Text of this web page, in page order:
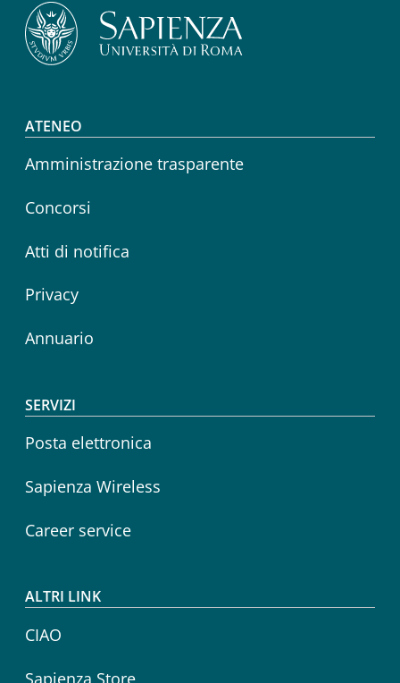
Footer menu
ATENEO
Amministrazione trasparente
Concorsi
Atti di notifica
Privacy
Annuario
SERVIZI
Posta elettronica
Sapienza Wireless
Career service
ALTRI LINK
CIAO
Sapienza Store